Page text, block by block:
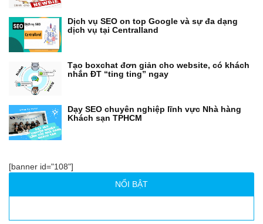
Dịch vụ SEO on top Google và sự đa dạng
dịch vụ tại Centralland
Tạo boxchat đơn giản cho website, có khách
nhắn ĐT “ting ting” ngay
Dạy SEO chuyên nghiệp lĩnh vực Nhà hàng
Khách sạn TPHCM
[banner id="108"]
NỔI BẬT